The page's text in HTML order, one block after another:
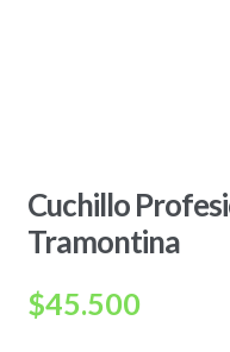
Cuchillo
Tramontina
$45.500